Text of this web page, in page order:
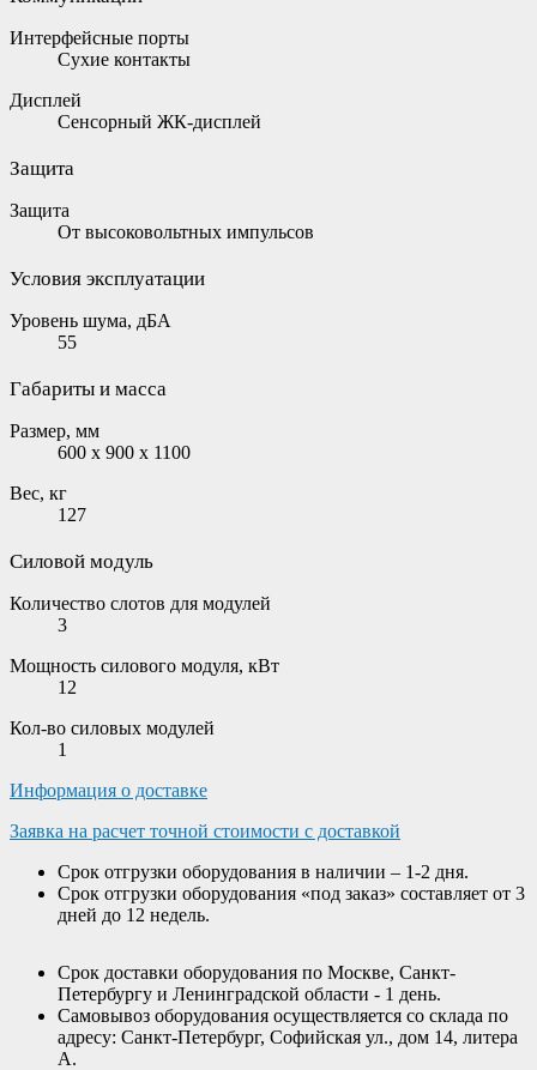
Интерфейсные порты
Сухие контакты
Дисплей
Сенсорный ЖК-дисплей
Защита
Защита
От высоковольтных импульсов
Условия эксплуатации
Уровень шума, дБА
55
Габариты и масса
Размер, мм
600 x 900 x 1100
Вес, кг
127
Силовой модуль
Количество слотов для модулей
3
Мощность силового модуля, кВт
12
Кол-во силовых модулей
1
Информация о доставке
Заявка на расчет точной стоимости с доставкой
Срок отгрузки оборудования в наличии – 1-2 дня.
Срок отгрузки оборудования «под заказ» составляет от 3
дней до 12 недель.
Срок доставки оборудования по Москве, Санкт-
Петербургу и Ленинградской области - 1 день.
Самовывоз оборудования осуществляется со склада по
адресу: Санкт-Петербург, Софийская ул., дом 14, литера
А.